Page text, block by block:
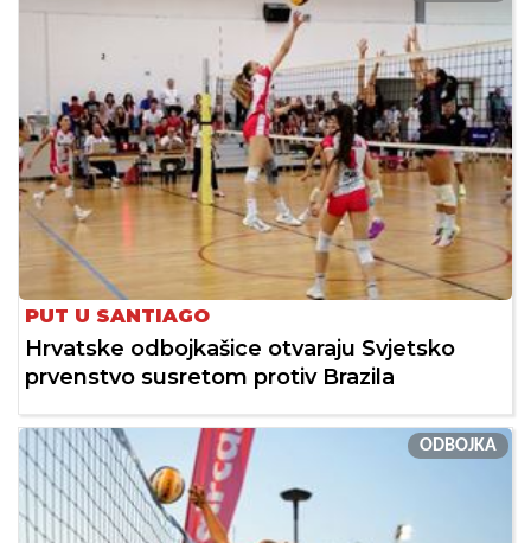
PUT U SANTIAGO
Hrvatske odbojkašice otvaraju Svjetsko
prvenstvo susretom protiv Brazila
ODBOJKA